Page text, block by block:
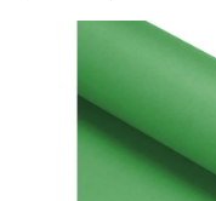
hvězdiček.